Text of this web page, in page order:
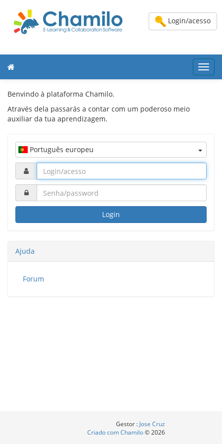
Login/acesso
Benvindo à plataforma Chamilo.
Através dela passarás a contar com um poderoso meio
auxiliar da tua aprendizagem.
Português europeu
Login
Ajuda
Forum
Gestor : Jose Cruz
Criado com Chamilo© 2026